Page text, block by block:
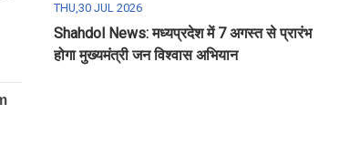
THU,30 JUL 2026
Shahdol News: मध्यप्रदेश में 7 अगस्त से प्रारंभ
होगा मुख्यमंत्री जन विश्वास अभियान